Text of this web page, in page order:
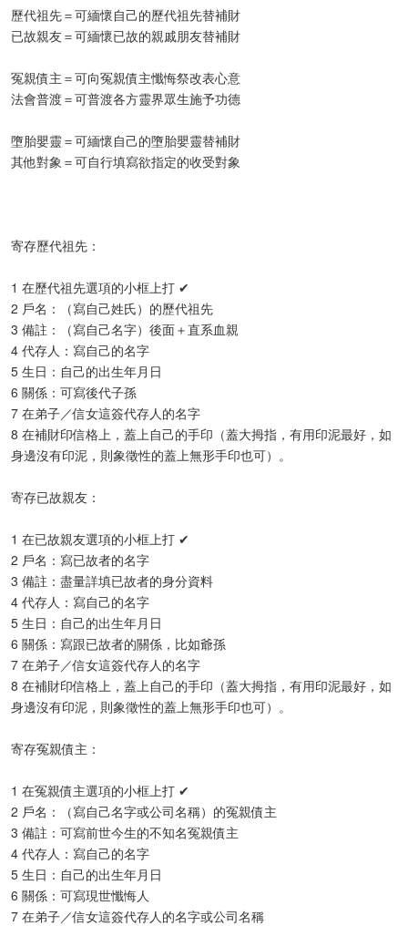
歷代祖先＝可緬懷自己的歷代祖先替補財
已故親友＝可緬懷已故的親戚朋友替補財
冤親債主＝可向冤親債主懺悔祭改表心意
法會普渡＝可普渡各方靈界眾生施予功德
墮胎嬰靈＝可緬懷自己的墮胎嬰靈替補財
其他對象＝可自行填寫欲指定的收受對象
寄存歷代祖先：
1 在歷代祖先選項的小框上打 ✔
2 戶名：（寫自己姓氏）的歷代祖先
3 備註：（寫自己名字）後面＋直系血親
4 代存人：寫自己的名字
5 生日：自己的出生年月日
6 關係：可寫後代子孫
7 在弟子／信女這簽代存人的名字
8 在補財印信格上，蓋上自己的手印（蓋大拇指，有用印泥最好，如
身邊沒有印泥，則象徵性的蓋上無形手印也可）。
寄存已故親友：
1 在已故親友選項的小框上打 ✔
2 戶名：寫已故者的名字
3 備註：盡量詳填已故者的身分資料
4 代存人：寫自己的名字
5 生日：自己的出生年月日
6 關係：寫跟已故者的關係，比如爺孫
7 在弟子／信女這簽代存人的名字
8 在補財印信格上，蓋上自己的手印（蓋大拇指，有用印泥最好，如
身邊沒有印泥，則象徵性的蓋上無形手印也可）。​
寄存冤親債主：
1 在冤親債主選項的小框上打 ✔
2 戶名：（寫自己名字或公司名稱）的冤親債主
3 備註：可寫前世今生的不知名冤親債主
4 代存人：寫自己的名字
5 生日：自己的出生年月日
6 關係：可寫現世懺悔人
7 在弟子／信女這簽代存人的名字或公司名稱